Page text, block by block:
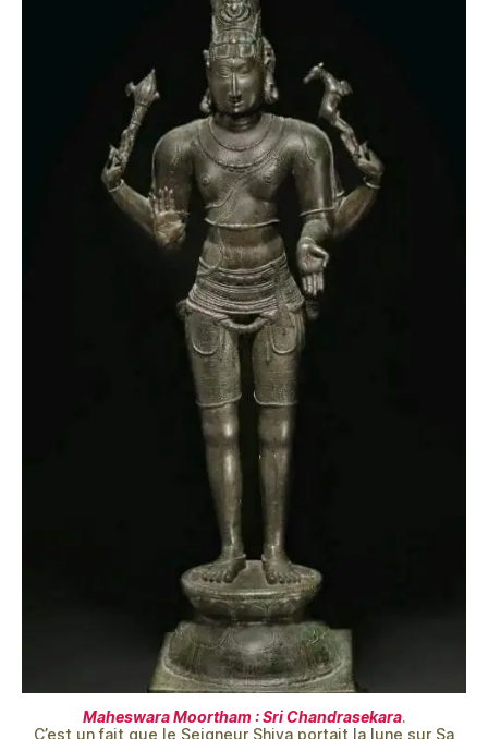
Maheswara Moortham : Sri Chandrasekara.
C’est un fait que le Seigneur Shiva portait la lune sur Sa